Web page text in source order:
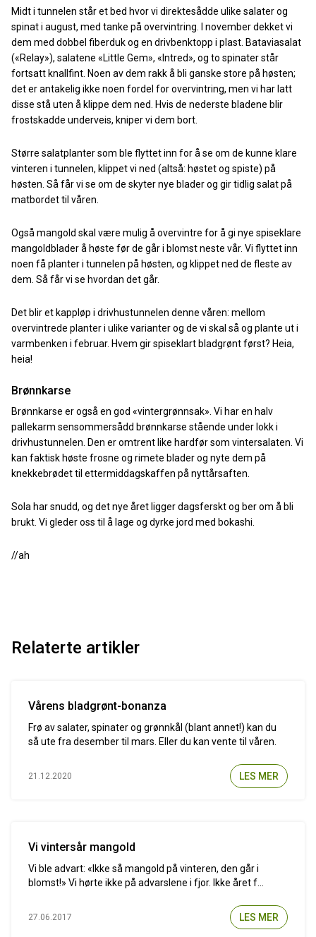
Midt i tunnelen står et bed hvor vi direktesådde ulike salater og
spinat i august, med tanke på overvintring. I november dekket vi
dem med dobbel fiberduk og en drivbenktopp i plast. Bataviasalat
(«Relay»), salatene «Little Gem», «Intred», og to spinater står
fortsatt knallfint. Noen av dem rakk å bli ganske store på høsten;
det er antakelig ikke noen fordel for overvintring, men vi har latt
disse stå uten å klippe dem ned. Hvis de nederste bladene blir
frostskadde underveis, kniper vi dem bort.
Større salatplanter som ble flyttet inn for å se om de kunne klare
vinteren i tunnelen, klippet vi ned (altså: høstet og spiste) på
høsten. Så får vi se om de skyter nye blader og gir tidlig salat på
matbordet til våren.
Også mangold skal være mulig å overvintre for å gi nye spiseklare
mangoldblader å høste før de går i blomst neste vår. Vi flyttet inn
noen få planter i tunnelen på høsten, og klippet ned de fleste av
dem. Så får vi se hvordan det går.
Det blir et kappløp i drivhustunnelen denne våren: mellom
overvintrede planter i ulike varianter og de vi skal så og plante ut i
varmbenken i februar. Hvem gir spiseklart bladgrønt først? Heia,
heia!
Brønnkarse
Brønnkarse er også en god «vintergrønnsak». Vi har en halv
pallekarm sensommersådd brønnkarse stående under lokk i
drivhustunnelen. Den er omtrent like hardfør som vintersalaten. Vi
kan faktisk høste frosne og rimete blader og nyte dem på
knekkebrødet til ettermiddagskaffen på nyttårsaften.
Sola har snudd, og det nye året ligger dagsferskt og ber om å bli
brukt. Vi gleder oss til å lage og dyrke jord med bokashi.
//ah
Relaterte artikler
Vårens bladgrønt-bonanza
Frø av salater, spinater og grønnkål (blant annet!) kan du
så ute fra desember til mars. Eller du kan vente til våren.
21.12.2020 LES MER
Vi vintersår mangold
Vi ble advart: «Ikke så mangold på vinteren, den går i
blomst!» Vi hørte ikke på advarslene i fjor. Ikke året f...
27.06.2017 LES MER